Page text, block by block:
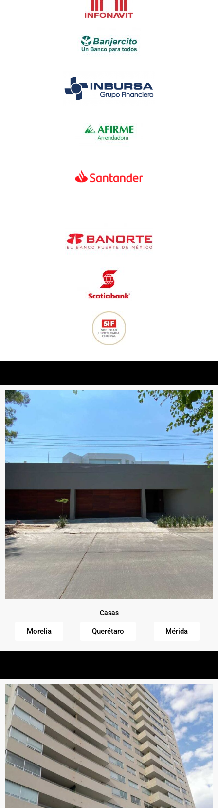
Casas
Morelia Querétaro Mérida